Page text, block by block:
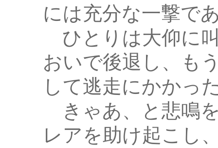
には充分な一撃で
ひとりは大仰に
おいで後退し、も
して逃走にかかっ
きゃあ、と悲鳴
レアを助け起こし